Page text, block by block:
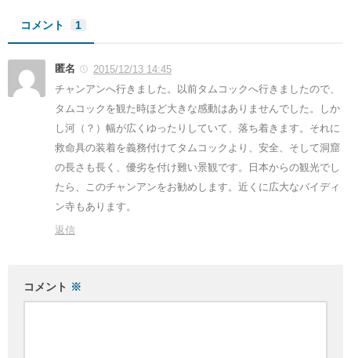
コメント 1
匿名
2015/12/13 14:45
チャンアンへ行きました。以前タムコックへ行きましたので、
タムコックを観た時ほど大きな感動はありませんでした。しか
し河（？）幅が広くゆったりしていて、落ち着きます。それに
救命具の装着を義務付けてタムコックより、安全、そして洞窟
の長さも長く、優劣を付け難い景観です。日本からの観光でし
たら、このチャンアンをお勧めします。近くに広大なバイディ
ン寺もあります。
返信
コメント ※